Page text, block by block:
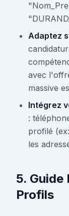
Adaptez
avec
massive
Intégrez
:
profilé
les
5.
Profils